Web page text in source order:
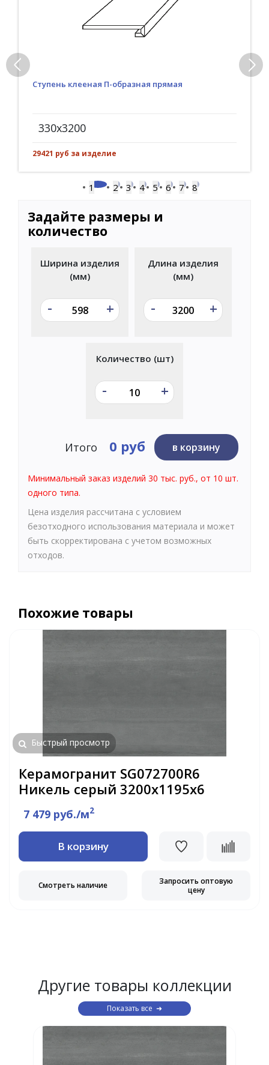
Ступень клееная П-образная прямая
330x3200
29421 руб за изделие
1 2 3 4 5 6 7 8
Задайте размеры и
количество
Ширина изделия
(мм)
- +
Длина изделия
(мм)
- +
Количество (шт)
- +
Итого 0 руб в корзину
Минимальный заказ изделий 30 тыс. руб., от 10 шт.
одного типа.
Цена изделия рассчитана с условием
безотходного использования материала и может
быть скорректирована с учетом возможных
отходов.
Похожие товары
Быстрый просмотр
Керамогранит SG072700R6
Никель серый 3200х1195х6
7 479 руб./м2
В корзину
Смотреть наличие
Запросить оптовую
цену
Другие товары коллекции
Показать все